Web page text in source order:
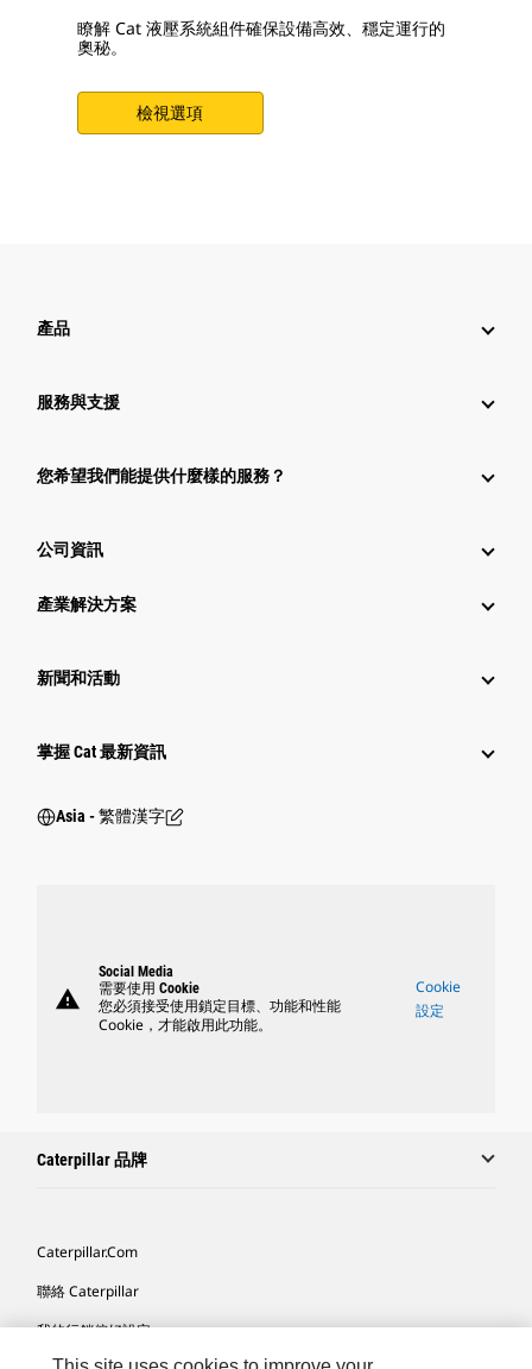
瞭解 Cat 液壓系統組件確保設備高效、穩定運行的
奧秘。
檢視選項
產品
服務與支援
您希望我們能提供什麼樣的服務？
公司資訊
產業解決方案
新聞和活動
掌握 Cat 最新資訊
Asia - 繁體漢字
warning
Social Media
需要使用 Cookie
您必須接受使用鎖定目標、功能和性能
Cookie，才能啟用此功能。
Cookie
設定
Caterpillar 品牌
Caterpillar.com
聯絡 Caterpillar
我的行銷偏好設定